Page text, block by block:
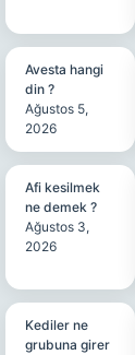
Avesta hangi
din ?
Ağustos 5,
2026
Afi kesilmek
ne demek ?
Ağustos 3,
2026
Kediler ne
grubuna girer